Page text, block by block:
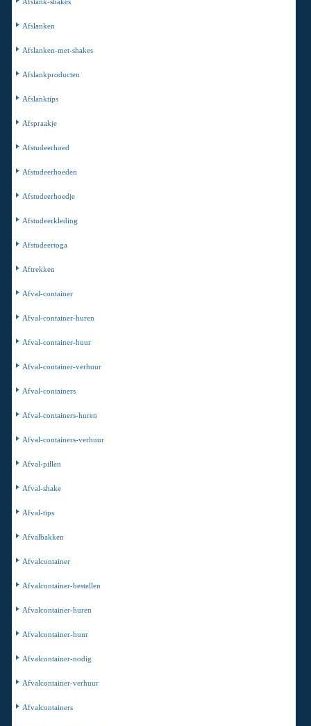
Afslanken
Afslanken-met-shakes
Afslankproducten
Afslanktips
Afspraakje
Afstudeerhoed
Afstudeerhoeden
Afstudeerhoedje
Afstudeerkleding
Afstudeertoga
Aftrekken
Afval-container
Afval-container-huren
Afval-container-huur
Afval-container-verhuur
Afval-containers
Afval-containers-huren
Afval-containers-verhuur
Afval-pillen
Afval-shake
Afval-tips
Afvalbakken
Afvalcontainer
Afvalcontainer-bestellen
Afvalcontainer-huren
Afvalcontainer-huur
Afvalcontainer-nodig
Afvalcontainer-verhuur
Afvalcontainers